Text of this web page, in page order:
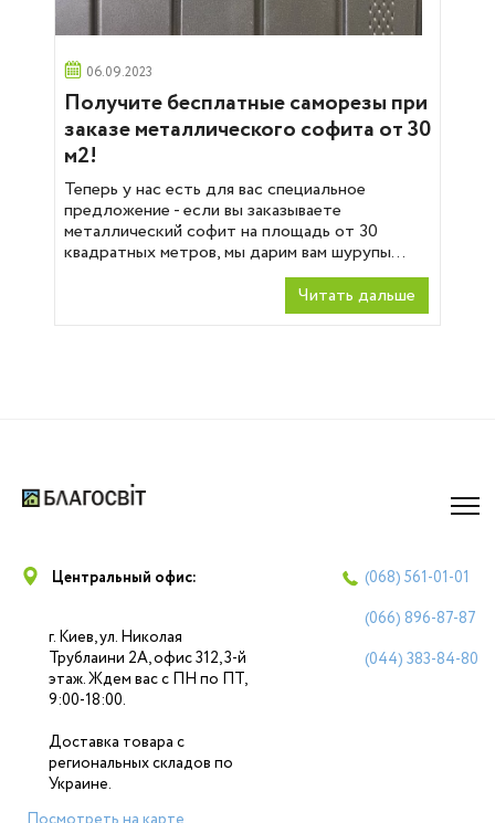
06.09.2023
Получите бесплатные саморезы при
заказе металлического софита от 30
м2!
Теперь у нас есть для вас специальное
предложение - если вы заказываете
металлический софит на площадь от 30
квадратных метров, мы дарим вам шурупы...
Читать дальше
Центральный офис:
г. Киев, ул. Николая
Трублаини 2А, офис 312, 3-й
этаж. Ждем вас с ПН по ПТ,
9:00-18:00.
Доставка товара с
региональных складов по
Украине.
(068) 561-01-01
(066) 896-87-87
(044) 383-84-80